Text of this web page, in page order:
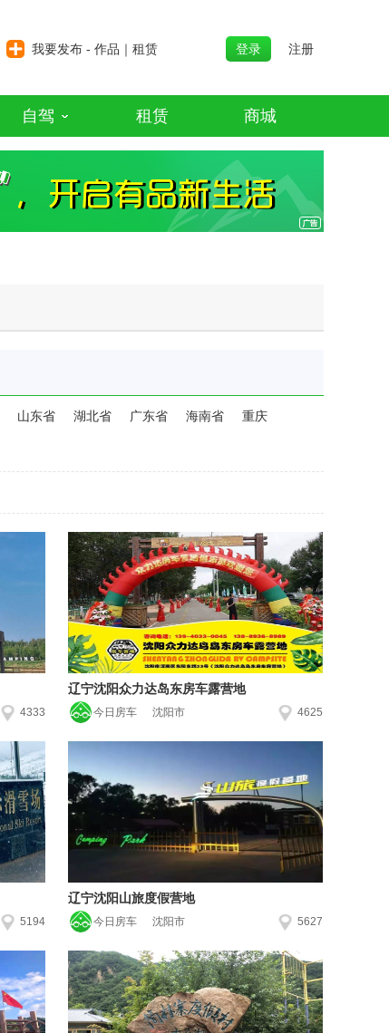
我要发布 - 作品｜租赁 注册
登录
自驾 租赁 商城
山东省 湖北省 广东省 海南省 重庆
4333
辽宁沈阳众力达岛东房车露营地
今日房车 沈阳市 4625
5194
辽宁沈阳山旅度假营地
今日房车 沈阳市 5627